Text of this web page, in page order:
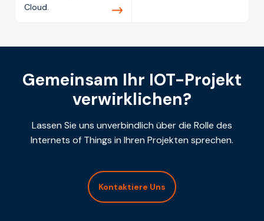
Cloud.
Gemeinsam Ihr IOT-Projekt
verwirklichen?
Lassen Sie uns unverbindlich über die Rolle des
Internets of Things in Ihren Projekten sprechen.
Kontaktiere Uns